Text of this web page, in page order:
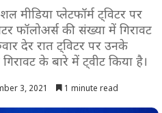
मीडिया प्लेटफॉर्म ट्विटर पर
फॉलोअर्स की संख्या में गिरावट
देर रात ट्विटर पर उनके
के बारे में ट्वीट किया है।
3, 2021 1 minute read